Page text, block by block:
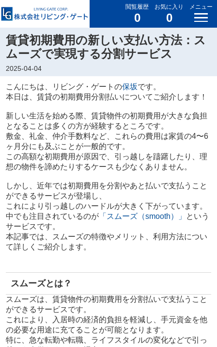
閲覧履歴
0
お気に入り
0
メニュー
賃貸初期費用の新しい支払い方法：ス
ムーズで実現する分割サービス
2025-04-04
こんにちは、リビング・ゲートの保坂です。
本日は、賃貸の初期費用分割払いについてご紹介します！
新しい生活を始める際、賃貸物件の初期費用が大きな負担
となることは多くの方が経験するところです。
敷金、礼金、仲介手数料など、これらの費用は家賃の4〜6
ヶ月分にも及ぶことが一般的です。
この高額な初期費用が原因で、引っ越しを躊躇したり、理
想の物件を諦めたりするケースも少なくありません。
しかし、近年では初期費用を分割やあと払いで支払うこと
ができるサービスが登場し、
これにより引っ越しのハードルが大きく下がっています。
中でも注目されているのが「スムーズ（smooth）」
という
サービスです。
本記事では、スムーズの特徴やメリット、利用方法につい
て詳しくご紹介します。
スムーズとは？
スムーズは、賃貸物件の初期費用を分割払いで支払うこと
ができるサービスです。
これにより、入居時の経済的負担を軽減し、手元資金を他
の必要な用途に充てることが可能となります。
特に、急な転勤や転職、ライフスタイルの変化などで引っ